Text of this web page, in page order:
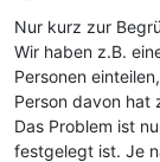
Nur kurz zur
Wir haben z.B.
Personen
Person davon hat
Das Problem ist
festgelegt ist. Je